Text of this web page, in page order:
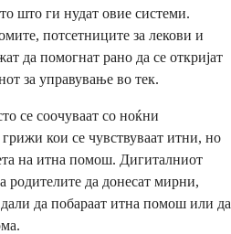
што ги нудат овие системи.
потсетниците за лекови и
да помогнат рано да се откријат
за управување во тек.
се соочуваат со ноќни
кои се чувствуваат итни, но
на итна помош. Дигиталниот
да донесат мирни,
да побараат итна помош или да